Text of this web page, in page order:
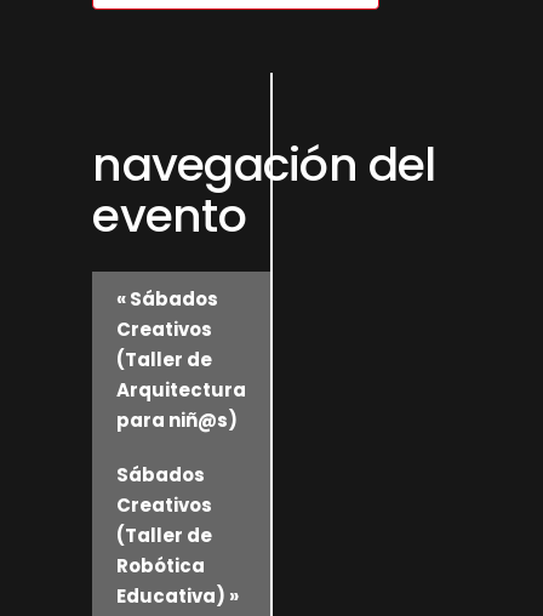
navegación del
evento
«Sábados
Creativos
(Taller de
Arquitectura
para niñ@s)
Sábados
Creativos
(Taller de
Robótica
Educativa) »